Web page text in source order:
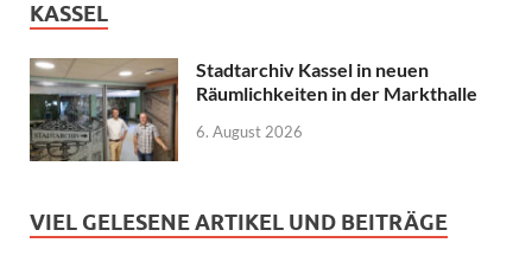
KASSEL
Stadtarchiv Kassel in neuen
Räumlichkeiten in der Markthalle
6. August 2026
VIEL GELESENE ARTIKEL UND BEITRÄGE